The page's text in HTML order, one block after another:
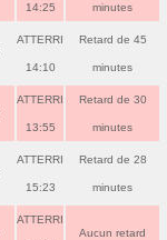
14:25 minutes
ATTERRI
14:10
Retard de 45
minutes
ATTERRI
13:55
Retard de 30
minutes
ATTERRI
15:23
Retard de 28
minutes
ATTERRI
Aucun retard